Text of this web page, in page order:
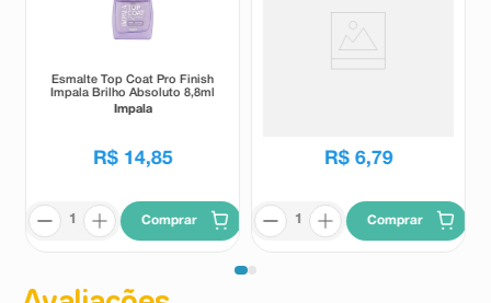
Esmalte Top Coat Pro Finish
Impala Brilho Absoluto 8,8ml
Impala
R$ 14,85
Comprar
R$ 6,79
Comprar